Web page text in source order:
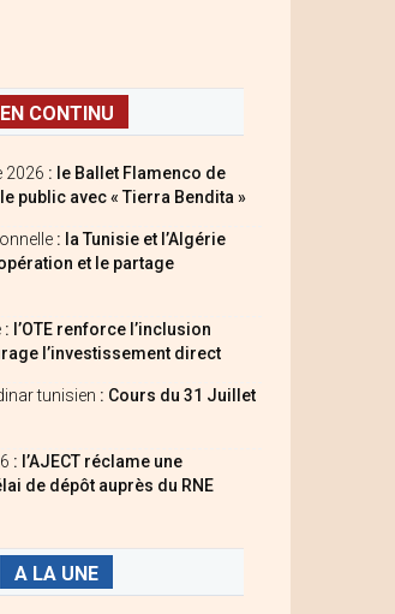
EN CONTINU
2026 : le Ballet Flamenco de
public avec « Tierra Bendita »
: la Tunisie et l’Algérie
et le partage
: l’OTE renforce l’inclusion
l’investissement direct
tunisien : Cours du 31 Juillet
: l’AJECT réclame une
de dépôt auprès du RNE
A LA UNE